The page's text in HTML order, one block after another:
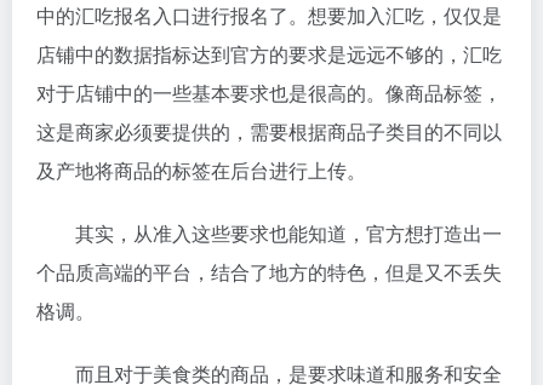
中的汇吃报名入口进行报名了。想要加入汇吃，仅仅是
店铺中的数据指标达到官方的要求是远远不够的，汇吃
对于店铺中的一些基本要求也是很高的。像商品标签，
这是商家必须要提供的，需要根据商品子类目的不同以
及产地将商品的标签在后台进行上传。
其实，从准入这些要求也能知道，官方想打造出一
个品质高端的平台，结合了地方的特色，但是又不丢失
格调。
而且对于美食类的商品，是要求味道和服务和安全